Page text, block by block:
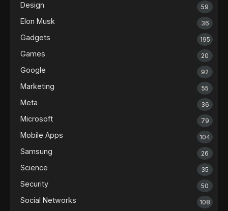
Design 59
Elon Musk 36
Gadgets 195
Games 20
Google 92
Marketing 55
Meta 36
Microsoft 79
Mobile Apps 104
Samsung 26
Science 35
Security 50
Social Networks 108